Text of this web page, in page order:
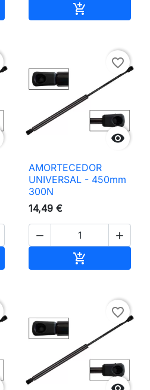


favorite_border
AMORTECEDOR
UNIVERSAL - 450mm
300N
14,49 €
 

favorite_border